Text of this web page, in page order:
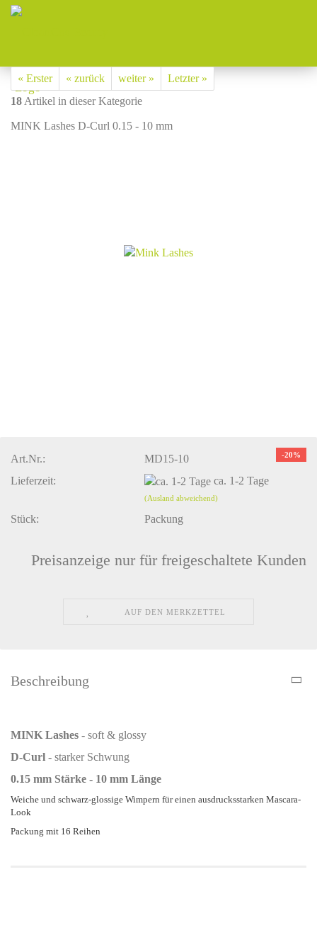
« Erster « zurück weiter »
Letzter »
18 Artikel in dieser Kategorie
MINK Lashes D-Curl 0.15 - 10 mm
-20%
Art.Nr.:
MD15-10
Lieferzeit:
ca. 1-2 Tage
(Ausland abweichend)
Stück: Packung
Preisanzeige nur für freigeschaltete Kunden
AUF DEN MERKZETTEL
Beschreibung
MINK Lashes - soft & glossy
D-Curl - starker Schwung
0.15 mm Stärke - 10 mm Länge
Weiche und schwarz-glossige Wimpern für einen ausdrucksstarken Mascara-
Look
Packung mit 16 Reihen